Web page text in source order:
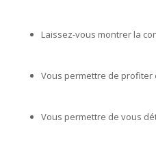
Laissez-vous montrer la
Vous permettre de profiter
Vous permettre de vous